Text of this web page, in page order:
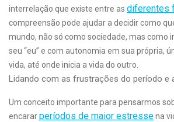
interrelação que existe entre as diferentes
compreensão pode ajudar a decidir como
mundo, não só como sociedade, mas como
seu “eu” e com autonomia em sua própria,
vida, até onde inicia a vida do outro.
Lidando com as frustrações do período e
Um conceito importante para pensarmos
encararperíodos de maior estressena